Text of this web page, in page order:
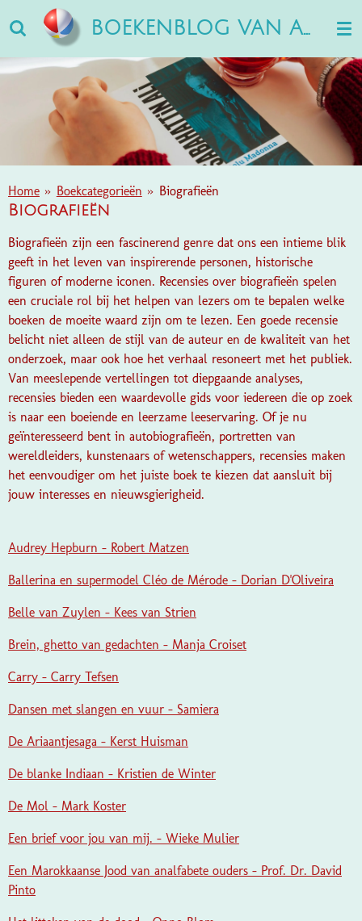
direct
naar
de
hoofdinhoud
BOEKENBLOG VAN ANN
Home » Boekcategorieën » Biografieën
Biografieën
Biografieën zijn een fascinerend genre dat ons een intieme blik
geeft in het leven van inspirerende personen, historische
figuren of moderne iconen. Recensies over biografieën spelen
een cruciale rol bij het helpen van lezers om te bepalen welke
boeken de moeite waard zijn om te lezen. Een goede recensie
belicht niet alleen de stijl van de auteur en de kwaliteit van het
onderzoek, maar ook hoe het verhaal resoneert met het publiek.
Van meeslepende vertellingen tot diepgaande analyses,
recensies bieden een waardevolle gids voor iedereen die op zoek
is naar een boeiende en leerzame leeservaring. Of je nu
geïnteresseerd bent in autobiografieën, portretten van
wereldleiders, kunstenaars of wetenschappers, recensies maken
het eenvoudiger om het juiste boek te kiezen dat aansluit bij
jouw interesses en nieuwsgierigheid.
Audrey Hepburn - Robert Matzen
Ballerina en supermodel Cléo de Mérode - Dorian D'Oliveira
Belle van Zuylen - Kees van Strien
Brein, ghetto van gedachten - Manja Croiset
Carry - Carry Tefsen
Dansen met slangen en vuur - Samiera
De Ariaantjesaga - Kerst Huisman
De blanke Indiaan - Kristien de Winter
De Mol - Mark Koster
Een brief voor jou van mij. - Wieke Mulier
Een Marokkaanse Jood van analfabete ouders - Prof. Dr. David
Pinto